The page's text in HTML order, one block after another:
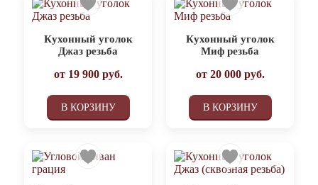
Кухонный уголок
Джаз резьба
от 19 900руб.
В КОРЗИНУ
Кухонный уголок
Миф резьба
от 20 000руб.
В КОРЗИНУ